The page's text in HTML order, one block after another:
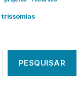
trissomias
PESQUISAR